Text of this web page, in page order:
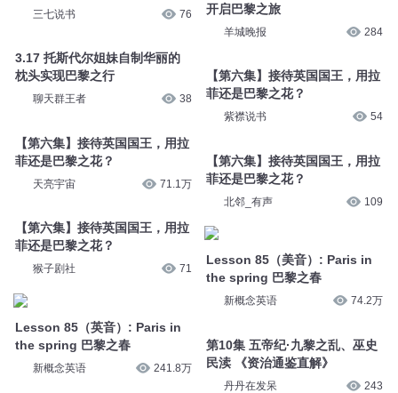
三七说书 76
3.17 托斯代尔姐妹自制华丽的
枕头实现巴黎之行
聊天群王者 38
【第六集】接待英国国王，用拉
菲还是巴黎之花？
天亮宇宙 71.1万
【第六集】接待英国国王，用拉
菲还是巴黎之花？
猴子剧社 71
Lesson 85（英音）: Paris in
the spring 巴黎之春
新概念英语 241.8万
开启巴黎之旅
羊城晚报 284
【第六集】接待英国国王，用拉
菲还是巴黎之花？
紫襟说书 54
【第六集】接待英国国王，用拉
菲还是巴黎之花？
北邻_有声 109
Lesson 85（美音）: Paris in
the spring 巴黎之春
新概念英语 74.2万
第10集 五帝纪·九黎之乱、巫史
民渎 《资治通鉴直解》
丹丹在发呆 243